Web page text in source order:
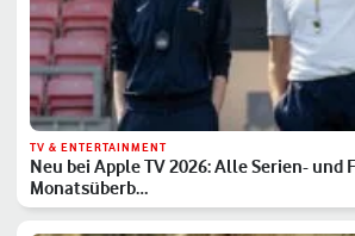
TV & ENTERTAINMENT
Neu bei Apple TV 2026: Alle Serien- und
Monatsüberb…